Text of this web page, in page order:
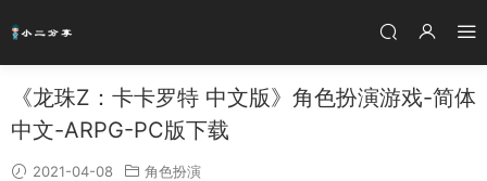
《龙珠Z：卡卡罗特 中文版》角色扮演游戏-简体
中文-ARPG-PC版下载
2021-04-08 角色扮演